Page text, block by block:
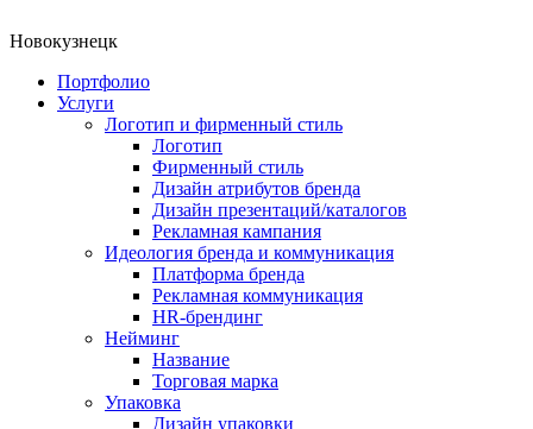
Новокузнецк
Портфолио
Услуги
Логотип и фирменный стиль
Логотип
Фирменный стиль
Дизайн атрибутов бренда
Дизайн презентаций/каталогов
Рекламная кампания
Идеология бренда и коммуникация
Платформа бренда
Рекламная коммуникация
HR-брендинг
Нейминг
Название
Торговая марка
Упаковка
Дизайн упаковки